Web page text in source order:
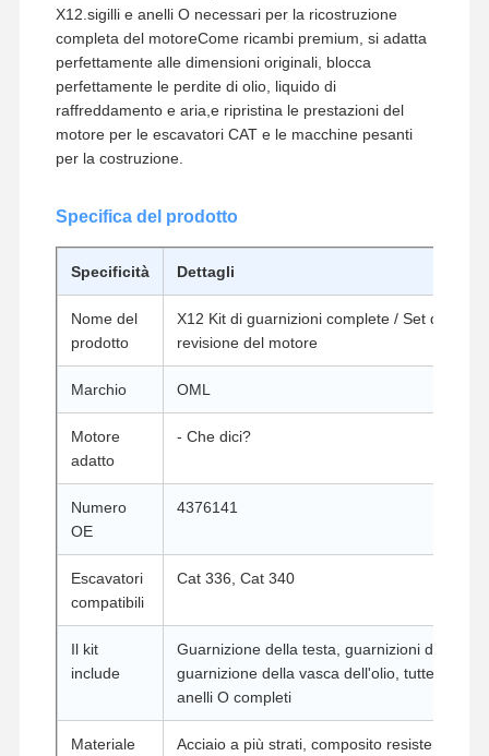
Prodotti Chi Siamo
X12.sigilli e anelli O necessari per la ricostruzione
completa del motoreCome ricambi premium, si adatta
perfettamente alle dimensioni originali, blocca
perfettamente le perdite di olio, liquido di
raffreddamento e aria,e ripristina le prestazioni del
motore per le escavatori CAT e le macchine pesanti
per la costruzione.
Specifica del prodotto
Specificità Dettagli
Nome del
prodotto
X12 Kit di guarnizioni complete / Set di
revisione del motore
Marchio OML
Motore
adatto
- Che dici?
Numero
OE
4376141
Escavatori
compatibili
Cat 336, Cat 340
Il kit
include
Guarnizione della testa, guarnizioni del
guarnizione della vasca dell'olio, tutte le
anelli O completi
Materiale Acciaio a più strati, composito resistente alle